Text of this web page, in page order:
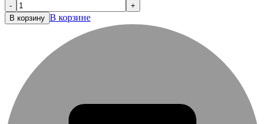
-
+
В корзину В корзине